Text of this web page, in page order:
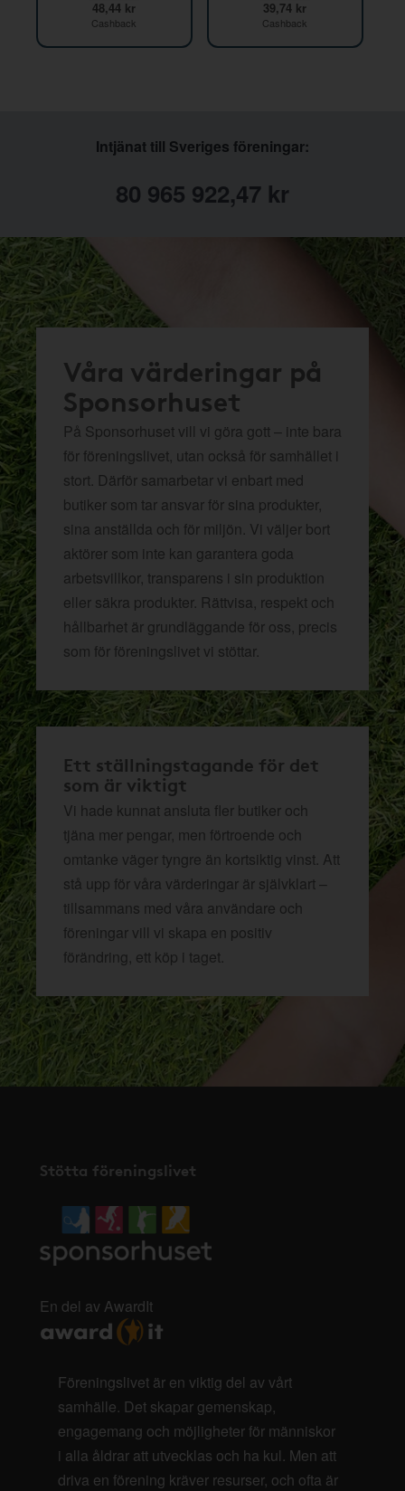
48,44 kr
Cashback
39,74 kr
Cashback
Intjänat till Sveriges föreningar:
80 965 922,47 kr
Våra värderingar på
Sponsorhuset
På Sponsorhuset vill vi göra gott – inte bara
för föreningslivet, utan också för samhället i
stort. Därför samarbetar vi enbart med
butiker som tar ansvar för sina produkter,
sina anställda och för miljön. Vi väljer bort
aktörer som inte kan garantera goda
arbetsvillkor, transparens i sin produktion
eller säkra produkter. Rättvisa, respekt och
hållbarhet är grundläggande för oss, precis
som för föreningslivet vi stöttar.
Ett ställningstagande för det
som är viktigt
Vi hade kunnat ansluta fler butiker och
tjäna mer pengar, men förtroende och
omtanke väger tyngre än kortsiktig vinst. Att
stå upp för våra värderingar är självklart –
tillsammans med våra användare och
föreningar vill vi skapa en positiv
förändring, ett köp i taget.
Stötta föreningslivet
En del av AwardIt
Föreningslivet är en viktig del av vårt
samhälle. Det skapar gemenskap,
engagemang och möjligheter för människor
i alla åldrar att utvecklas och ha kul. Men att
driva en förening kräver resurser, och ofta är